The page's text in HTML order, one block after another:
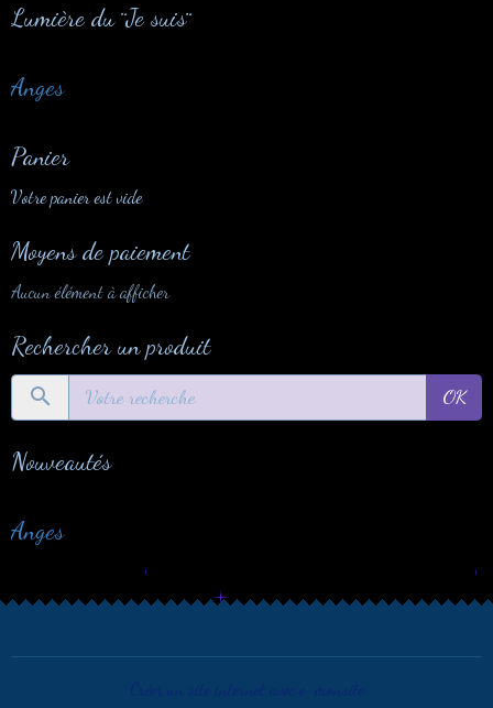
Lumière du ¨Je suis¨
Anges
Panier
Votre panier est vide
Moyens de paiement
Aucun élément à afficher
Rechercher un produit
OK
Nouveautés
Anges